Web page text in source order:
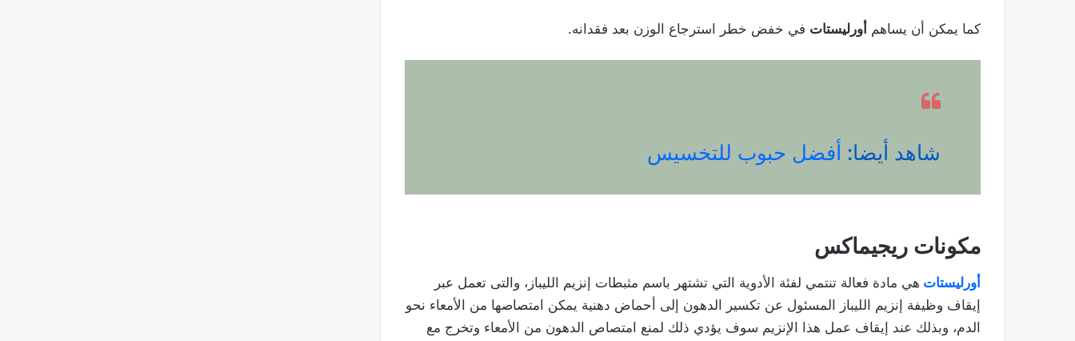
كما يمكن أن يساهم أورليستات في خفض خطر استرجاع الوزن بعد فقدانه.
شاهد أيضا: أفضل حبوب للتخسيس
مكونات ريجيماكس
أورليستات هي مادة فعالة تنتمي لفئة الأدوية التي تشتهر باسم مثبطات إنزيم الليباز، والتى تعمل عبر
إيقاف وظيفة إنزيم الليباز المسئول عن تكسير الدهون إلى أحماض دهنية يمكن امتصاصها من الأمعاء نحو
الدم، وبذلك عند إيقاف عمل هذا الإنزيم سوف يؤدي ذلك لمنع امتصاص الدهون من الأمعاء وتخرج مع